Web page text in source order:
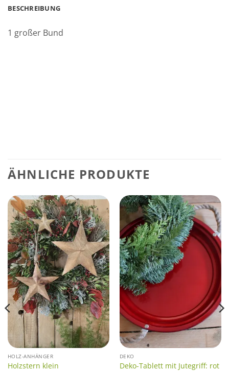
BESCHREIBUNG
1 großer Bund
ÄHNLICHE PRODUKTE
HOLZ-ANHÄNGER
Holzstern klein
DEKO
Deko-Tablett mit Jutegriff: rot